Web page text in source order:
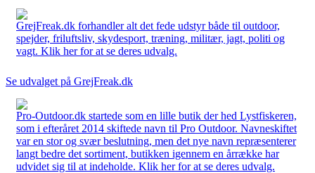
GrejFreak.dk forhandler alt det fede udstyr både til outdoor,
spejder, friluftsliv, skydesport, træning, militær, jagt, politi og
vagt. Klik her for at se deres udvalg.
Se udvalget på GrejFreak.dk
Pro-Outdoor.dk startede som en lille butik der hed Lystfiskeren,
som i efteråret 2014 skiftede navn til Pro Outdoor. Navneskiftet
var en stor og svær beslutning, men det nye navn repræsenterer
langt bedre det sortiment, butikken igennem en årrække har
udvidet sig til at indeholde. Klik her for at se deres udvalg.